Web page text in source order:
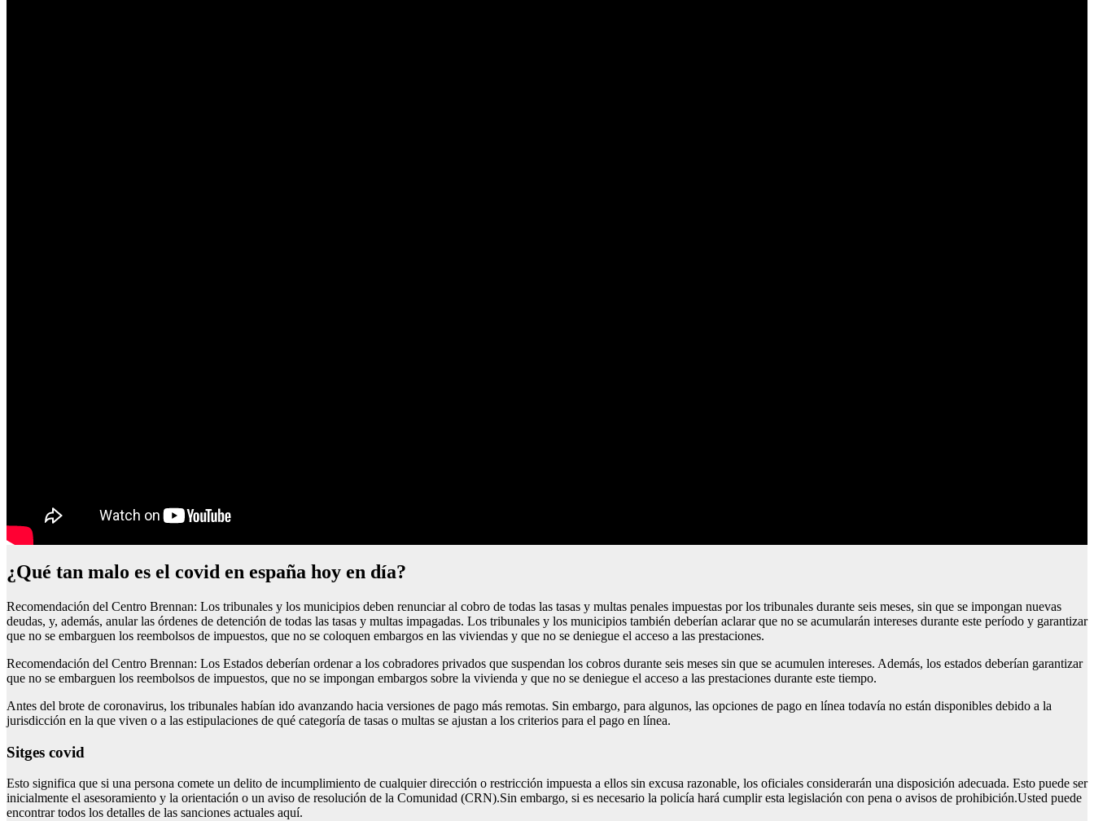
¿qué tan malo es el covid en españa hoy en día?
Recomendación del Centro Brennan: Los tribunales y los municipios deben renunciar al cobro de todas las tasas y multas penales impuestas por los tribunales durante seis meses, sin que se impongan nuevas
deudas, y, además, anular las órdenes de detención de todas las tasas y multas impagadas. Los tribunales y los municipios también deberían aclarar que no se acumularán intereses durante este período y garantizar
que no se embarguen los reembolsos de impuestos, que no se coloquen embargos en las viviendas y que no se deniegue el acceso a las prestaciones.
Recomendación del Centro Brennan: Los Estados deberían ordenar a los cobradores privados que suspendan los cobros durante seis meses sin que se acumulen intereses. Además, los estados deberían garantizar
que no se embarguen los reembolsos de impuestos, que no se impongan embargos sobre la vivienda y que no se deniegue el acceso a las prestaciones durante este tiempo.
Antes del brote de coronavirus, los tribunales habían ido avanzando hacia versiones de pago más remotas. Sin embargo, para algunos, las opciones de pago en línea todavía no están disponibles debido a la
jurisdicción en la que viven o a las estipulaciones de qué categoría de tasas o multas se ajustan a los criterios para el pago en línea.
Sitges covid
Esto significa que si una persona comete un delito de incumplimiento de cualquier dirección o restricción impuesta a ellos sin excusa razonable, los oficiales considerarán una disposición adecuada. Esto puede ser
inicialmente el asesoramiento y la orientación o un aviso de resolución de la Comunidad (CRN).Sin embargo, si es necesario la policía hará cumplir esta legislación con pena o avisos de prohibición.Usted puede
encontrar todos los detalles de las sanciones actuales aquí.